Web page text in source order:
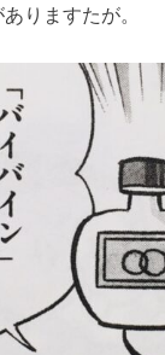
りますたが。